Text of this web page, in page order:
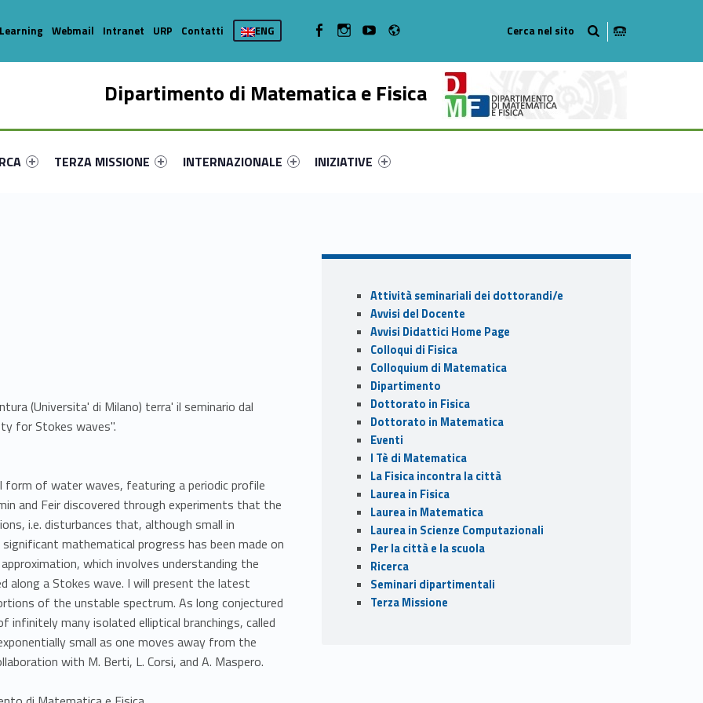
Dipartimento di Matematica e Fisica
primary-58072-16
#link-menu-primary-11691-35
Link identifier #link-menu-primary-22993-44
TERZA MISSIONE
Link identifier #link-menu-primary-22667-53
INTERNAZIONALE
Link identifier #link-menu-primary-8839-62
INIZIATIVE
Webmail Intranet URP Contatti ENG WebMan on FacebookWebMan on Instagram
WebMan on Youtube
(Universita' di Milano) terra' il seminario dal
for Stokes waves".
form of water waves, featuring a periodic profile
and Feir discovered through experiments that the
i.e. disturbances that, although small in
mathematical progress has been made on
which involves understanding the
along a Stokes wave. I will present the latest
of the unstable spectrum. As long conjectured
many isolated elliptical branchings, called
small as one moves away from the
with M. Berti, L. Corsi, and A. Maspero.
Sidebar
Attività seminariali dei dottorandi/e
Avvisi del Docente
Avvisi Didattici Home Page
Colloqui di Fisica
Colloquium di Matematica
Dipartimento
Dottorato in Fisica
Dottorato in Matematica
Eventi
I Tè di Matematica
La Fisica incontra la città
Laurea in Fisica
Laurea in Matematica
Laurea in Scienze Computazionali
Per la città e la scuola
Ricerca
Seminari dipartimentali
Terza Missione